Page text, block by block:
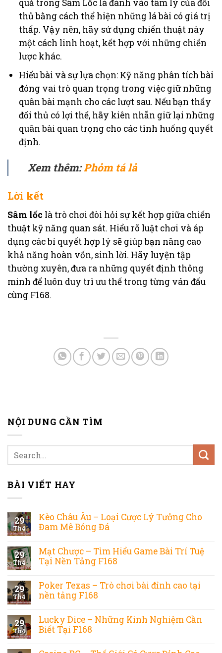
quả trong Sâm Lốc là đánh vào tâm lý của đối
thủ bằng cách thể hiện những lá bài có giá trị
thấp. Vậy nên, hãy sử dụng chiến thuật này
một cách linh hoạt, kết hợp với những chiến
lược khác.
Hiểu bài và sự lựa chọn: Kỹ năng phân tích bài
đóng vai trò quan trọng trong việc giữ những
quân bài mạnh cho các lượt sau. Nếu bạn thấy
đối thủ có lợi thế, hãy kiên nhẫn giữ lại những
quân bài quan trọng cho các tình huống quyết
định.
Xem thêm:Phỏm tá lả
Lời kết
Sâm lốc là trò chơi đòi hỏi sự kết hợp giữa chiến
thuật kỹ năng quan sát. Hiểu rõ luật chơi và áp
dụng các bí quyết hợp lý sẽ giúp bạn nâng cao
khả năng hoàn vốn, sinh lời. Hãy luyện tập
thường xuyên, đưa ra những quyết định thông
minh để luôn duy trì ưu thế trong từng ván đấu
cùng F168.
NỘI DUNG CẦN TÌM
BÀI VIẾT HAY
29
Th4
Kèo Châu Âu – Loại Cược Lý Tưởng Cho
Đam Mê Bóng Đá
29
Th4
Mạt Chược – Tìm Hiểu Game Bài Trí Tuệ
Tại Nền Tảng F168
29
Th4
Poker Texas – Trò chơi bài đỉnh cao tại
nền tảng F168
29
Th4
Lucky Dice – Những Kinh Nghiệm Cần
Biết Tại F168